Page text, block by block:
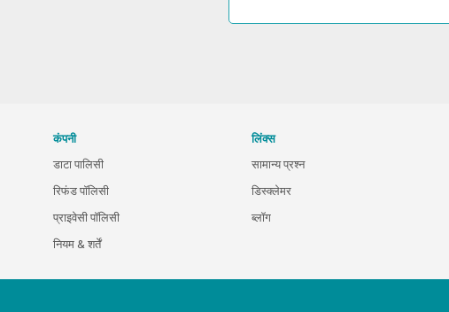
कंपनी
डाटा पालिसी
रिफंड पॉलिसी
प्राइवेसी पॉलिसी
नियम & शर्तें
लिंक्स
सामान्य प्रश्न
डिस्क्लेमर
ब्लॉग